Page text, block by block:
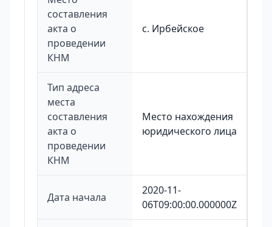
составления
акта о
проведении
КНМ
с. Ирбейское
Тип адреса
места
составления
акта о
проведении
КНМ
Место нахождения
юридического лица
Дата начала
2020-11-
06T09:00:00.000000Z